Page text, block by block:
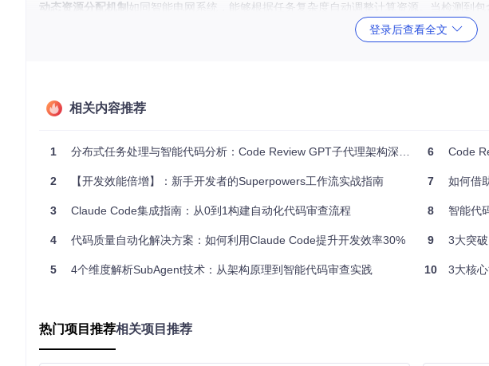
动态资源分配机制如同智能电网系统，能够根据任务复杂度自动调整计算资源。当检测到
分析；而对于简单的文档更新，则仅分配基础资源。这种精准分配策略在保持审查质量的同
升。
复杂代码审查任务的高效处理始于科学的任务拆解。系统采用基于抽象语法树(AST)的代
格式调整则优先级较低。这种智能排序确保了关键代码优先得到审查，将高风险问题的发
为什么这种设计能提升30%的执行效率？因为它避免了传统模式中"一个审查者面对整个代
建立安全可控的隔离执行环境
登录后查看全文
相关内容推荐
1 分布式任务处理与智能代码分析：Code Review GPT子代理架构深度解析
2 【开发效能倍增】：新手开发者的Superpowers工作流实战指南
3 Claude Code集成指南：从0到1构建自动化代码审查流程
4 代码质量自动化解决方案：如何利用Claude Code提升开发效率30%
5 4个维度解析SubAgent技术：从架构原理到智能代码审查实践
6 Code
7 如何借
8 智能代
9 3大突破
10 3大核心
热门项目推荐相关项目推荐